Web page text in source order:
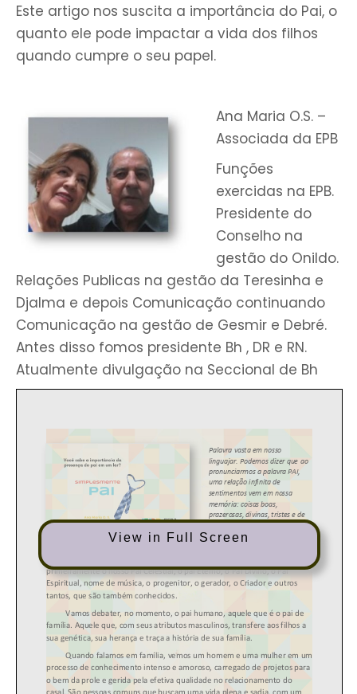
Este artigo nos suscita a importância do Pai, o
quanto ele pode impactar a vida dos filhos
quando cumpre o seu papel.
Ana Maria O.S. –
Associada da EPB
Funções
exercidas na EPB.
Presidente do
Conselho na
gestão do Onildo.
Relações Publicas na gestão da Teresinha e
Djalma e depois Comunicação continuando
Comunicação na gestão de Gesmir e Debré.
Antes disso fomos presidente Bh , DR e RN.
Atualmente divulgação na Seccional de Bh
View in Full Screen